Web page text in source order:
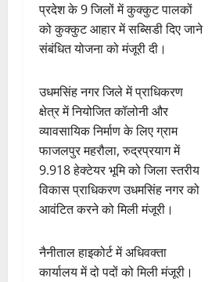
प्रदेश के 9 जिलों में कुक्कुट पालकों
को कुक्कुट आहार में सब्सिडी दिए जाने
संबंधित योजना को मंजूरी दी।
उधमसिंह नगर जिले में प्राधिकरण
क्षेत्र में नियोजित कॉलोनी और
व्यावसायिक निर्माण के लिए ग्राम
फाजलपुर महरौला, रुद्रप्रयाग में
9.918 हेक्टेयर भूमि को जिला स्तरीय
विकास प्राधिकरण उधमसिंह नगर को
आवंटित करने को मिली मंजूरी।
नैनीताल हाइकोर्ट में अधिवक्ता
कार्यालय में दो पदों को मिली मंजूरी।